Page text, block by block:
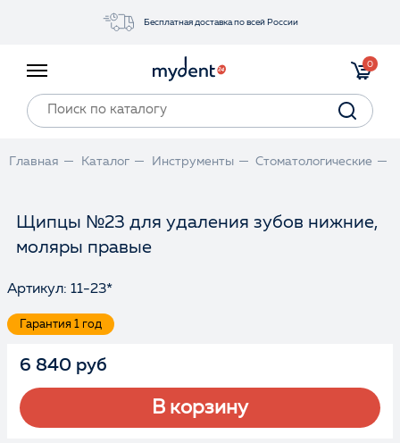
Бесплатная доставка по всей России
0
Главная Каталог Инструменты Стоматологические
Щипцы №23 для удаления зубов нижние,
моляры правые
Артикул: 11-23*
Гарантия 1 год
6 840 руб
В корзину